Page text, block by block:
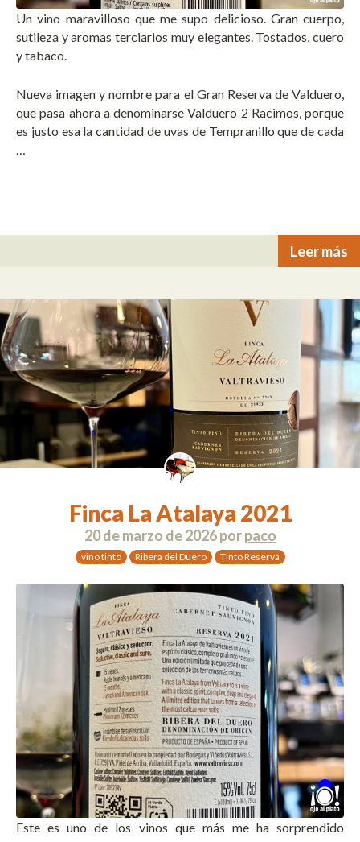
Un vino maravilloso que me supo delicioso. Gran cuerpo,
sutileza y aromas terciarios muy elegantes. Tostados, cuero
y tabaco.
Nueva imagen y nombre para el Gran Reserva de Valduero,
que pasa ahora a denominarse Valduero 2 Racimos, porque
es justo esa la cantidad de uvas de Tempranillo que de cada
Leer más
Finca La Atalaya 2021
20 de marzo de 2026porpaco
vino tinto Ribera del Duero Tinto Reserva
Este es uno de los vinos que más me ha sorprendido